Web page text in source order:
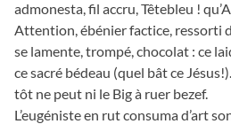
admonesta, fil accru, Têtebleu !
Attention, ébénier factice, ressorti
se lamente, trompé, chocolat : ce
ce sacré bédeau (quel bât ce
tôt ne peut ni le Big à ruer bezef.
L’eugéniste en rut consuma d’art